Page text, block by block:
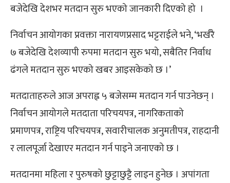
बजेदेखि देशभर मतदान सुरु भएको जानकारी दिएको हो ।
निर्वाचन आयोगका प्रवक्ता नारायणप्रसाद भट्टराईले भने, ‘भर्खरै
७ बजेदेखि देशव्यापी रुपमा मतदान सुरु भयो, सबैतिर निर्वाध
ढंगले मतदान सुरु भएको खबर आइसकेको छ ।’
मतदाताहरुले आज अपराह्न ५ बजेसम्म मतदान गर्न पाउनेछन् ।
निर्वाचन आयोगले मतदाता परिचयपत्र, नागरिकताको
प्रमाणपत्र, राष्ट्रिय परिचयपत्र, सवारीचालक अनुमतीपत्र, राहदानी
र लालपूर्जा देखाएर मतदान गर्न पाइने जनाएको छ ।
मतदानमा महिला र पुरुषको छुट्टाछुट्टै लाइन हुनेछ । अपांगता